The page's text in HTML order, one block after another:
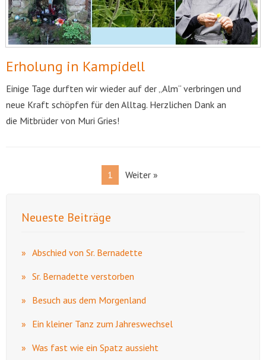
Erholung in Kampidell
Einige Tage durften wir wieder auf der „Alm“ verbringen und
neue Kraft schöpfen für den Alltag. Herzlichen Dank an
die Mitbrüder von Muri Gries!
1 Weiter »
Neueste Beiträge
Abschied von Sr. Bernadette
Sr. Bernadette verstorben
Besuch aus dem Morgenland
Ein kleiner Tanz zum Jahreswechsel
Was fast wie ein Spatz aussieht